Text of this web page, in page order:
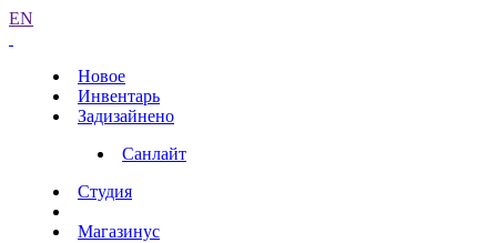
EN
Новое
Инвентарь
Задизайнено
Санлайт
Студия
Магазинус